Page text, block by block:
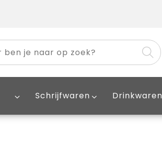
Schrijfwaren Drinkwaren